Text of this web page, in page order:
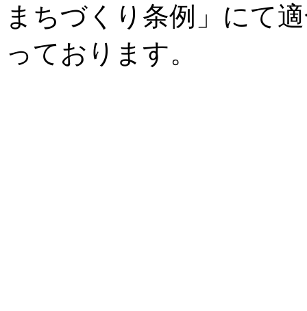
まちづくり条例」にて
っております。